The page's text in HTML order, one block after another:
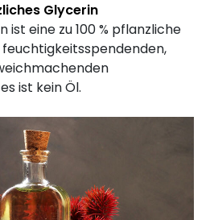
Glycerin
eine zu 100 % pflanzliche
ist kein Öl.